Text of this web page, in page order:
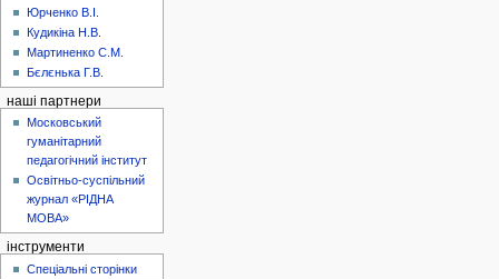
Юрченко В.І.
Кудикіна Н.В.
Мартиненко С.М.
Бєлєнька Г.В.
наші партнери
Московський
гуманітарний
педагогічний інститут
Освітньо-суспільний
журнал «РІДНА
МОВА»
інструменти
Спеціальні сторінки